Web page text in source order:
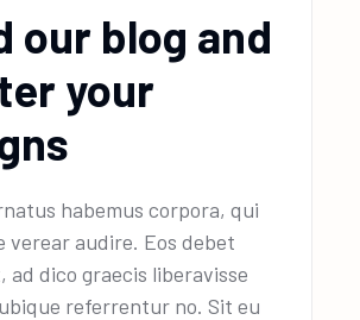
our blog and
your
habemus corpora, qui
verear audire. Eos debet
ad dico graecis liberavisse
referrentur no. Sit eu